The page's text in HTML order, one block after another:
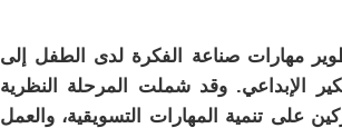
مهارات صناعة الفكرة لدى الطفل إلى
الإبداعي. وقد شملت المرحلة النظرية
على تنمية المهارات التسويقية، والعمل